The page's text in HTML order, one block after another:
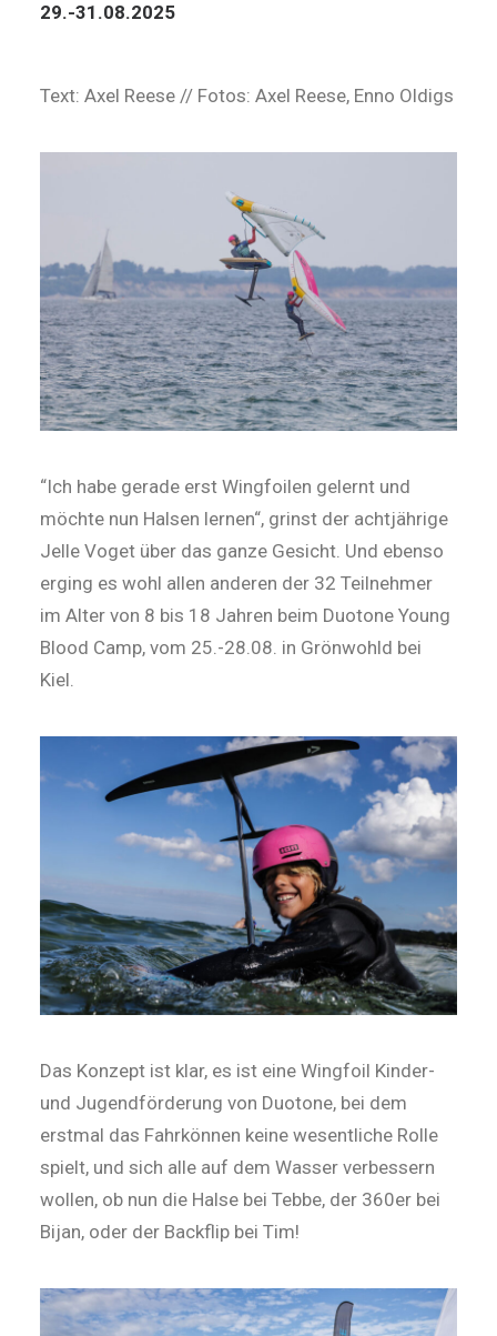
29.-31.08.2025
Text: Axel Reese // Fotos: Axel Reese, Enno Oldigs
“Ich habe gerade erst Wingfoilen gelernt und
möchte nun Halsen lernen“, grinst der achtjährige
Jelle Voget über das ganze Gesicht. Und ebenso
erging es wohl allen anderen der 32 Teilnehmer
im Alter von 8 bis 18 Jahren beim Duotone Young
Blood Camp, vom 25.-28.08. in Grönwohld bei
Kiel.
Das Konzept ist klar, es ist eine Wingfoil Kinder-
und Jugendförderung von Duotone, bei dem
erstmal das Fahrkönnen keine wesentliche Rolle
spielt, und sich alle auf dem Wasser verbessern
wollen, ob nun die Halse bei Tebbe, der 360er bei
Bijan, oder der Backflip bei Tim!